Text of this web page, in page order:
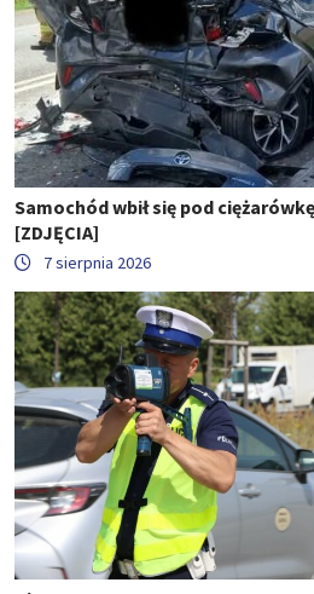
Samochód wbił się pod
[ZDJĘCIA]
7 sierpnia 2026